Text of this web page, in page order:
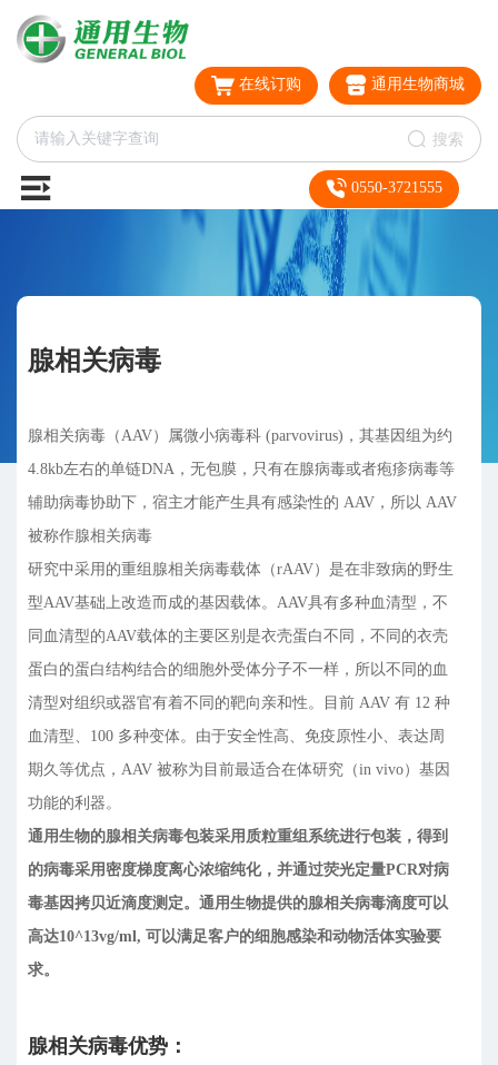
在线订购 通用生物商城
搜索
0550-3721555
腺相关病毒
腺相关病毒（AAV）属微小病毒科 (parvovirus)，其基因组为约
4.8kb左右的单链DNA，无包膜，只有在腺病毒或者疱疹病毒等
辅助病毒协助下，宿主才能产生具有感染性的 AAV，所以 AAV
被称作腺相关病毒
研究中采用的重组腺相关病毒载体（rAAV）是在非致病的野生
型AAV基础上改造而成的基因载体。AAV具有多种血清型，不
同血清型的AAV载体的主要区别是衣壳蛋白不同，不同的衣壳
蛋白的蛋白结构结合的细胞外受体分子不一样，所以不同的血
清型对组织或器官有着不同的靶向亲和性。目前 AAV 有 12 种
血清型、100 多种变体。由于安全性高、免疫原性小、表达周
期久等优点，AAV 被称为目前最适合在体研究（in vivo）基因
功能的利器。
通用生物的腺相关病毒包装采用质粒重组系统进行包装，得到
的病毒采用密度梯度离心浓缩纯化，并通过荧光定量PCR对病
毒基因拷贝近滴度测定。通用生物提供的腺相关病毒滴度可以
高达10^13vg/ml, 可以满足客户的细胞感染和动物活体实验要
求。
腺相关病毒优势：